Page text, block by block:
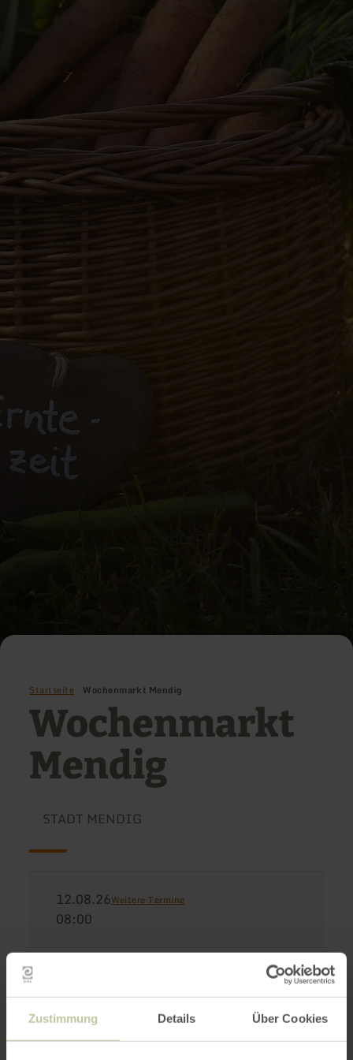
Zustimmung Details Über Cookies
Startseite Wochenmarkt Mendig
Wochenmarkt
Mendig
STADT MENDIG
12.08.26Weitere Termine
08:00
Wochenmarkt Mendigmittwochs von 8.00 bis
13.00 Uhr auf dem Marktplatz in Niedermendig